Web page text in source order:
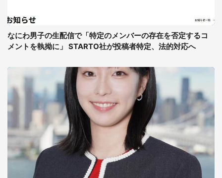
なにわ男子の生配信で「特定のメンバーの存在を否定するコ
メントを執拗に」 STARTO社が投稿者特定、法的対応へ